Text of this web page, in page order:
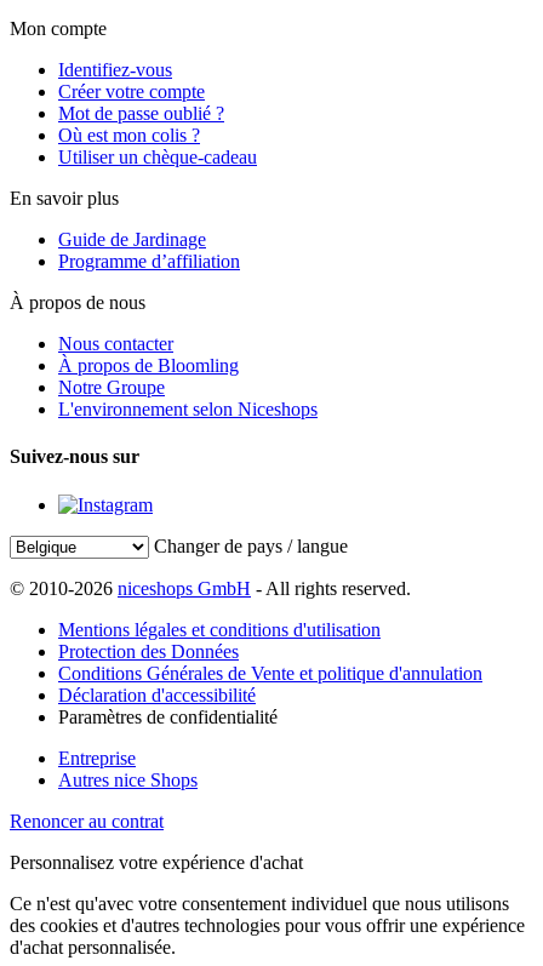
Mon compte
Identifiez-vous
Créer votre compte
Mot de passe oublié ?
Où est mon colis ?
Utiliser un chèque-cadeau
En savoir plus
Guide de Jardinage
Programme d’affiliation
À propos de nous
Nous contacter
À propos de Bloomling
Notre Groupe
L'environnement selon Niceshops
Suivez-nous sur
Changer de pays / langue
© 2010-2026 niceshops GmbH - All rights reserved.
Mentions légales et conditions d'utilisation
Protection des Données
Conditions Générales de Vente et politique d'annulation
Déclaration d'accessibilité
Paramètres de confidentialité
Entreprise
Autres nice Shops
Renoncer au contrat
Personnalisez votre expérience d'achat
Ce n'est qu'avec votre consentement individuel que nous utilisons
des cookies et d'autres technologies pour vous offrir une expérience
d'achat personnalisée.